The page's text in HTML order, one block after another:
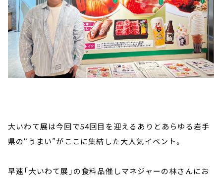
大いわて展は今回で54回目を迎えるありとあらゆる岩手
県の“うまい”がここに集結した大人気イベント。
早速「大いわて展」の食料品催しマネジャーの林さんにお